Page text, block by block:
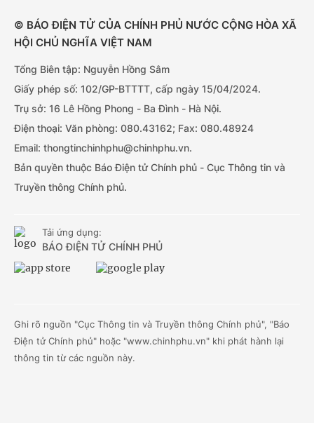
© BÁO ĐIỆN TỬ CỦA CHÍNH PHỦ NƯỚC CỘNG HÒA XÃ
HỘI CHỦ NGHĨA VIỆT NAM
Tổng Biên tập: Nguyễn Hồng Sâm
Giấy phép số: 102/GP-BTTTT, cấp ngày 15/04/2024.
Trụ sở: 16 Lê Hồng Phong - Ba Đình - Hà Nội.
Điện thoại: Văn phòng: 080.43162; Fax: 080.48924
Email: thongtinchinhphu@chinhphu.vn.
Bản quyền thuộc Báo Điện tử Chính phủ - Cục Thông tin và
Truyền thông Chính phủ.
Tải ứng dụng:
BÁO ĐIỆN TỬ CHÍNH PHỦ
Ghi rõ nguồn "Cục Thông tin và Truyền thông Chính phủ", "Báo
Điện tử Chính phủ" hoặc "www.chinhphu.vn" khi phát hành lại
thông tin từ các nguồn này.